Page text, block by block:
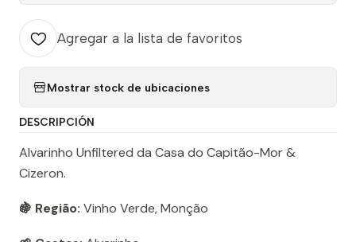
Agregar a la lista de favoritos
Mostrar stock de ubicaciones
DESCRIPCIÓN
Alvarinho Unfiltered da Casa do Capitão-Mor &
Cizeron.
🍇 Região: Vinho Verde, Monção